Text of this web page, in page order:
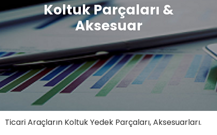
Koltuk Parçaları &
Aksesuar
Ticari Araçların Koltuk Yedek Parçaları, Aksesuarları.